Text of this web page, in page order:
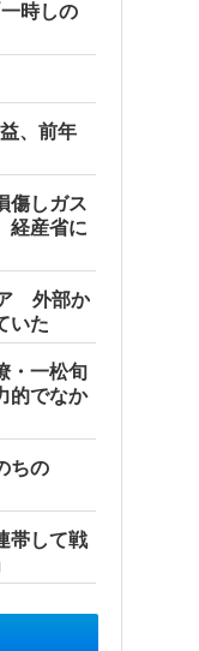
時しの
、前年
傷しガス
経産省に
ア 外部か
いた
・一松旬
的でなか
ちの
帯して戦